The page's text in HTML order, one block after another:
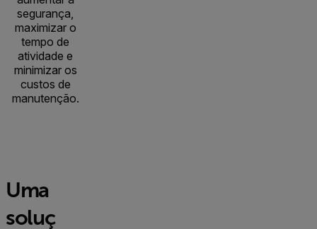
segurança,
maximizar o
tempo de
atividade e
minimizar os
custos de
manutenção.
Uma
soluç